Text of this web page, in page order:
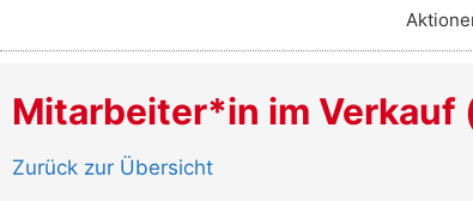
Mitarbeiter*in im
Zurück zur Übersicht